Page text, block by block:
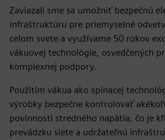
Zaviazali sme sa umožniť bezpečnú
infraštruktúru pre priemyselné
celom svete a využívame 50 rokov
vákuovej technológie, osvedčených
komplexnej podpory.
Použitím vákua ako spínacej
výrobky bezpečne kontrolovať
povinnosti stredného napätia, čo je
prevádzku siete a udržateľnú